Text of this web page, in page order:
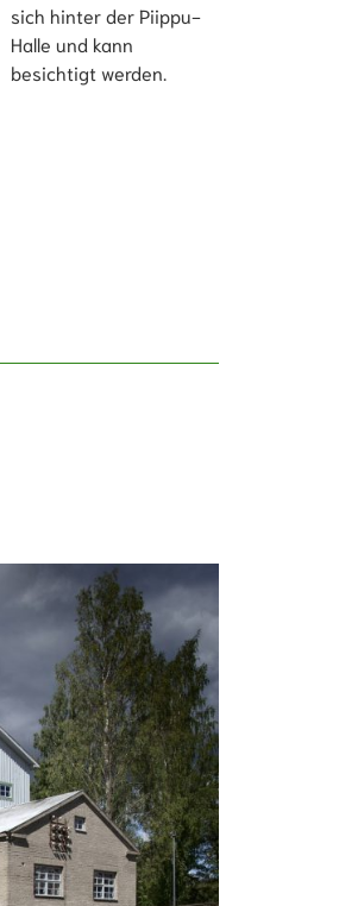
sich hinter der Piippu-
Halle und kann
besichtigt werden.